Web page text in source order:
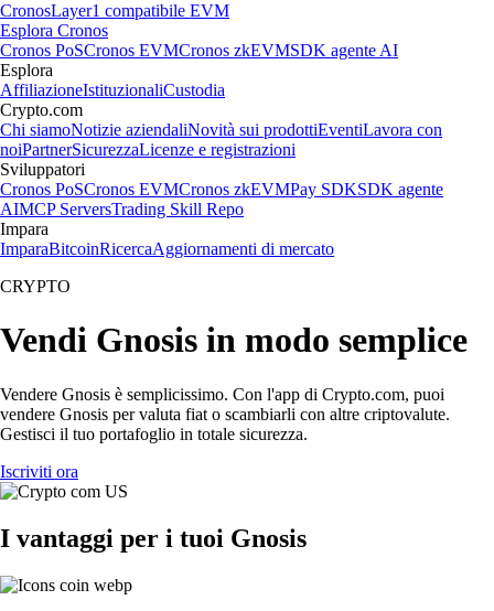
CronosLayer1 compatibile EVM
Esplora Cronos
Cronos PoSCronos EVMCronos zkEVMSDK agente AI
Esplora
AffiliazioneIstituzionaliCustodia
Crypto.com
Chi siamoNotizie aziendaliNovità sui prodottiEventiLavora con
noiPartnerSicurezzaLicenze e registrazioni
Sviluppatori
Cronos PoSCronos EVMCronos zkEVMPay SDKSDK agente
AIMCP ServersTrading Skill Repo
Impara
ImparaBitcoinRicercaAggiornamenti di mercato
CRYPTO
Vendi Gnosis in modo semplice
Vendere Gnosis è semplicissimo. Con l'app di Crypto.com, puoi
vendere Gnosis per valuta fiat o scambiarli con altre criptovalute.
Gestisci il tuo portafoglio in totale sicurezza.
Iscriviti ora
I vantaggi per i tuoi Gnosis